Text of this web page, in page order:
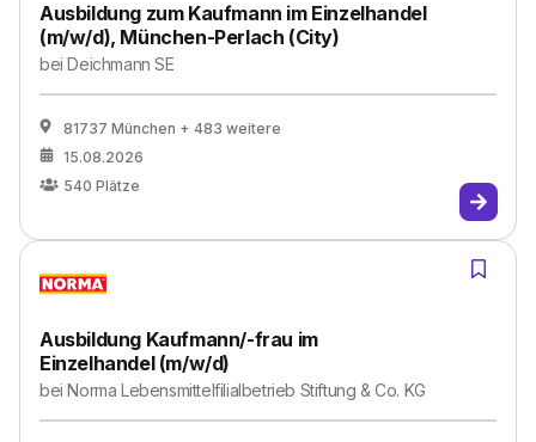
Ausbildung zum Kaufmann im Einzelhandel
(m/w/d), München-Perlach (City)
beiDeichmann SE
81737 München + 483 weitere
15.08.2026
540 Plätze
Ausbildung Kaufmann/-frau im
Einzelhandel (m/w/d)
beiNorma Lebensmittelfilialbetrieb Stiftung & Co. KG